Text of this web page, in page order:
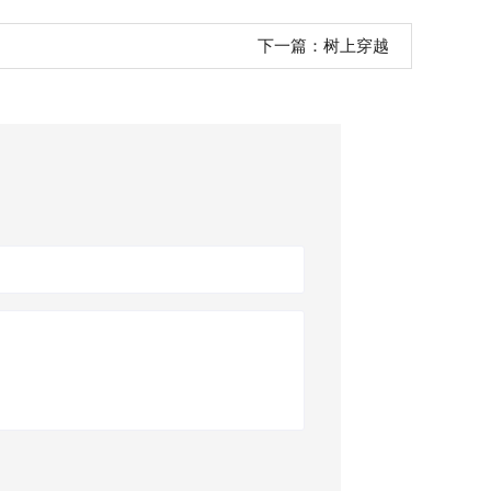
下一篇： 树上穿越